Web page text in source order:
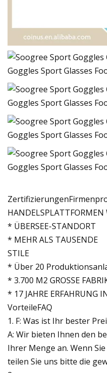
HANDELSPLATTFORMEN
* ÜBERSEE-STANDORT
* MEHR ALS TAUSENDE
STILE
* Über 20
* 3.700 M2 GROSSE
* 17 JAHRE ERFAHRUNG
VorteileFAQ
1. F: Was ist Ihr bester
A: Wir bieten Ihnen den
Ihrer Menge an. Wenn
teilen Sie uns bitte die